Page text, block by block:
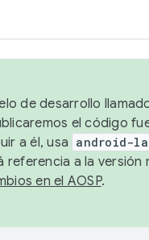
de desarrollo
el código
a él, usa android-
referencia a la versión
en el AOSP.